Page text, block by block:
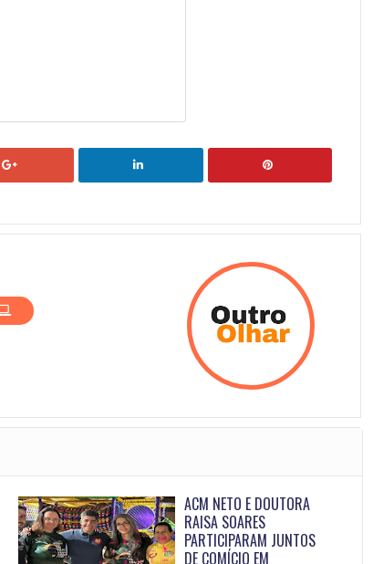
ACM NETO E DOUTORA
RAISA SOARES
PARTICIPARAM JUNTOS
DE COMÍCIO EM